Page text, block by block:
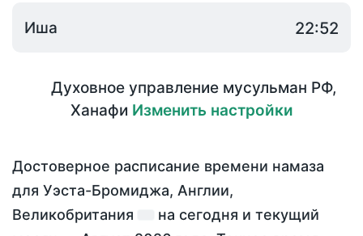
Иша 22:52
Духовное управление мусульман РФ,
Ханафи Изменить настройки
Достоверное расписание времени намаза
для Уэста-Бромиджа, Англии,
Великобритания
на сегодня и текущий